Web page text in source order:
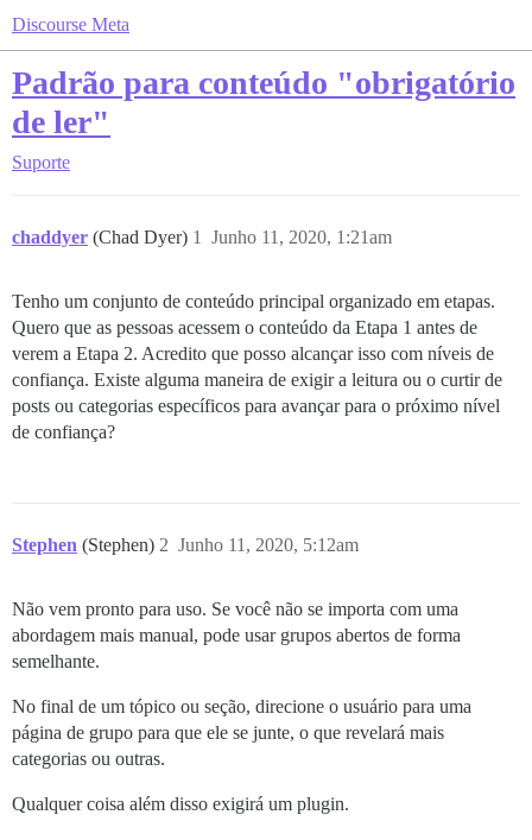
Discourse Meta
Padrão para conteúdo "obrigatório
de ler"
Suporte
chaddyer (Chad Dyer) Junho 11, 2020, 1:21am
1
Tenho um conjunto de conteúdo principal organizado em etapas.
Quero que as pessoas acessem o conteúdo da Etapa 1 antes de
verem a Etapa 2. Acredito que posso alcançar isso com níveis de
confiança. Existe alguma maneira de exigir a leitura ou o curtir de
posts ou categorias específicos para avançar para o próximo nível
de confiança?
Stephen (Stephen) Junho 11, 2020, 5:12am
2
Não vem pronto para uso. Se você não se importa com uma
abordagem mais manual, pode usar grupos abertos de forma
semelhante.
No final de um tópico ou seção, direcione o usuário para uma
página de grupo para que ele se junte, o que revelará mais
categorias ou outras.
Qualquer coisa além disso exigirá um plugin.